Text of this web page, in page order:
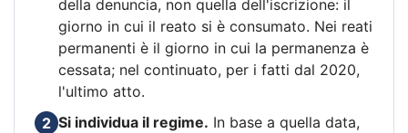
della denuncia, non quella dell'iscrizione: il
giorno in cui il reato si è consumato. Nei reati
permanenti è il giorno in cui la permanenza è
cessata; nel continuato, per i fatti dal 2020,
l'ultimo atto.
2 Si individua il regime. In base a quella data,